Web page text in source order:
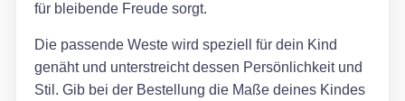
für bleibende Freude sorgt.
Die passende Weste wird speziell für dein Kind
genäht und unterstreicht dessen Persönlichkeit und
Stil. Gib bei der Bestellung die Maße deines Kindes